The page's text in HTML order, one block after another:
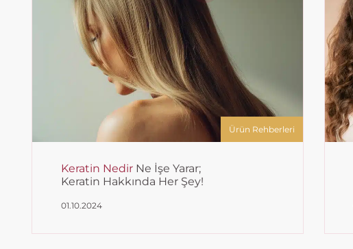
Ürün Rehberleri
Keratin Nedir Ne İşe Yarar;
Keratin Hakkında Her Şey!
01.10.2024